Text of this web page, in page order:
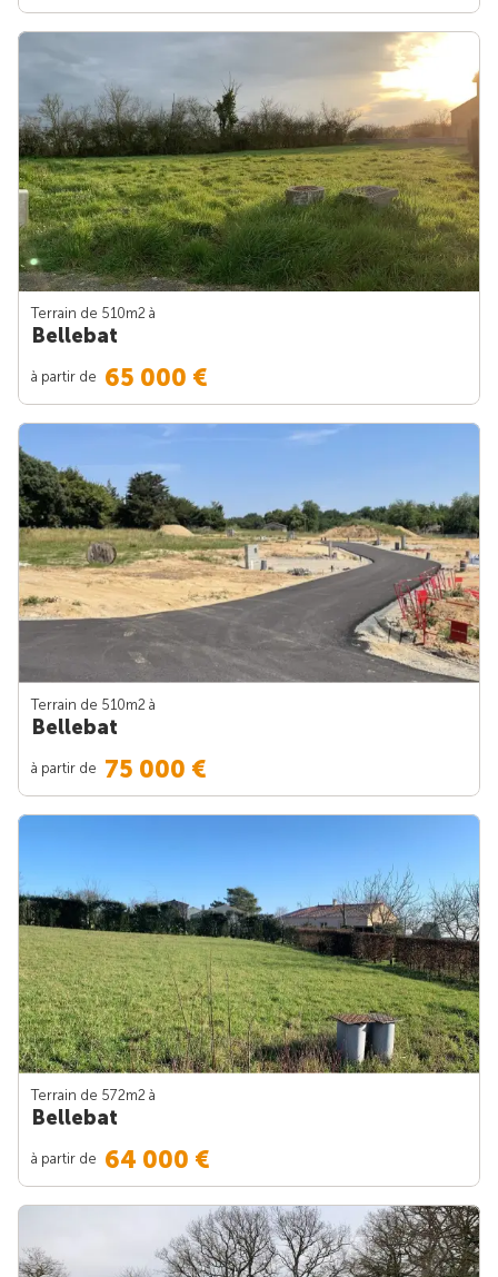
Terrain de 510m2 à
Bellebat
à partir de 65 000 €
Terrain de 510m2 à
Bellebat
à partir de 75 000 €
Terrain de 572m2 à
Bellebat
à partir de 64 000 €